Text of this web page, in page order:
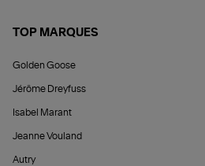
TOP MARQUES
Golden Goose
Jérôme Dreyfuss
Isabel Marant
Jeanne Vouland
Autry